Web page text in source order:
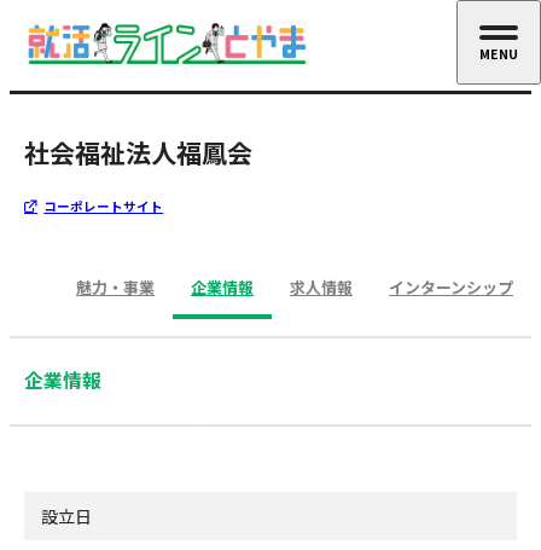
社会福祉法人福鳳会
コーポレートサイト
魅力・事業 企業情報 求人情報 インターンシップ
企業情報
設立日
MENU